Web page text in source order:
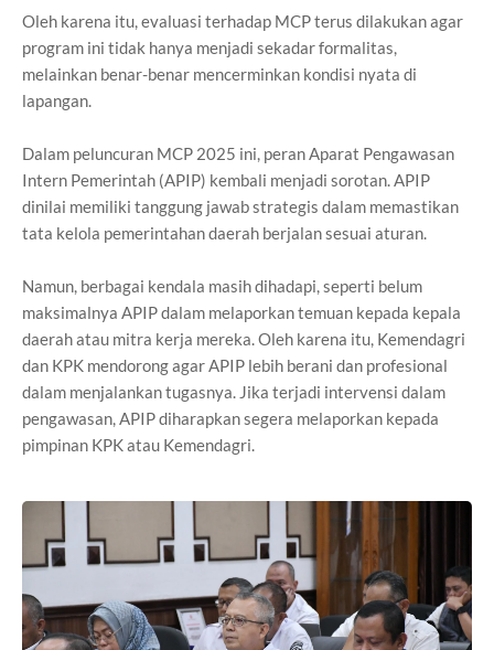
Oleh karena itu, evaluasi terhadap MCP terus dilakukan agar
program ini tidak hanya menjadi sekadar formalitas,
melainkan benar-benar mencerminkan kondisi nyata di
lapangan.
Dalam peluncuran MCP 2025 ini, peran Aparat Pengawasan
Intern Pemerintah (APIP) kembali menjadi sorotan. APIP
dinilai memiliki tanggung jawab strategis dalam memastikan
tata kelola pemerintahan daerah berjalan sesuai aturan.
Namun, berbagai kendala masih dihadapi, seperti belum
maksimalnya APIP dalam melaporkan temuan kepada kepala
daerah atau mitra kerja mereka. Oleh karena itu, Kemendagri
dan KPK mendorong agar APIP lebih berani dan profesional
dalam menjalankan tugasnya. Jika terjadi intervensi dalam
pengawasan, APIP diharapkan segera melaporkan kepada
pimpinan KPK atau Kemendagri.